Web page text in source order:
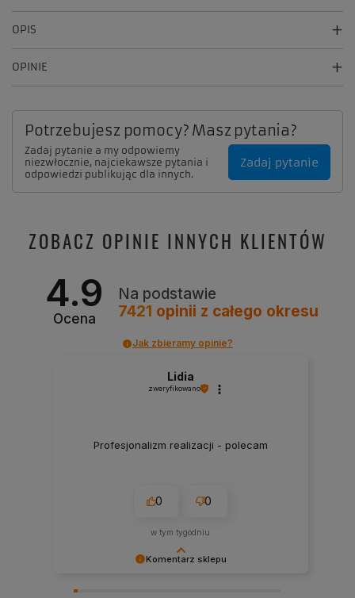
OPIS
OPINIE
Potrzebujesz pomocy? Masz pytania?
Zadaj pytanie a my odpowiemy
niezwłocznie, najciekawsze pytania i
odpowiedzi publikując dla innych.
Zadaj pytanie
ZOBACZ OPINIE INNYCH KLIENTÓW
4.9
Ocena
Na podstawie
7421 opinii z całego okresu
Jak zbieramy opinie?
Komentarz sklepu
Lidia
zweryfikowano
Profesjonalizm realizacji - polecam
0 0
w tym tygodniu